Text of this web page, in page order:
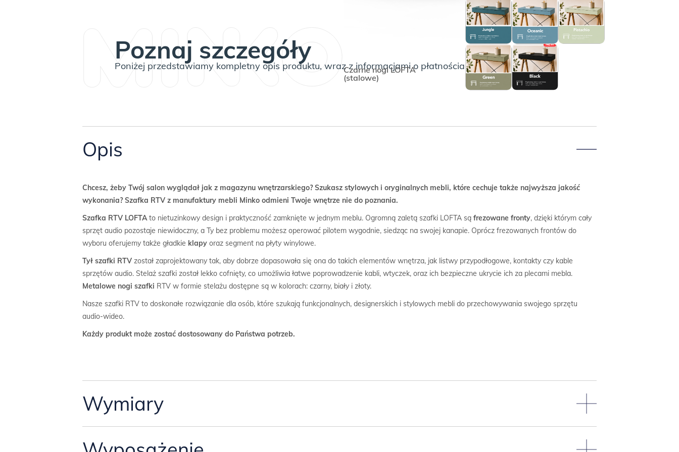
NEW
Czarne nogi LOFTA
(stalowe)
Poznaj szczegóły
Poniżej przedstawiamy kompletny opis produktu, wraz z informacjami o płatnościach i dostawach.
Opis
Chcesz, żeby Twój salon wyglądał jak z magazynu wnętrzarskiego? Szukasz stylowych i oryginalnych mebli, które cechuje także najwyższa jakość
wykonania? Szafka RTV z manufaktury mebli Minko odmieni Twoje wnętrze nie do poznania.
Szafka RTV LOFTAto nietuzinkowy design i praktyczność zamknięte w jednym meblu. Ogromną zaletą szafki LOFTA sąfrezowane fronty, dzięki którym cały
sprzęt audio pozostaje niewidoczny, a Ty bez problemu możesz operować pilotem wygodnie, siedząc na swojej kanapie. Oprócz frezowanych frontów do
wyboru oferujemy także gładkie klapy oraz segment na płyty winylowe.
Tył szafki RTV został zaprojektowany tak, aby dobrze dopasowała się ona do takich elementów wnętrza, jak listwy przypodłogowe, kontakty czy kable
sprzętów audio. Stelaż szafki został lekko cofnięty, co umożliwia łatwe poprowadzenie kabli, wtyczek, oraz ich bezpieczne ukrycie ich za plecami mebla.
Metalowe nogi szafki RTV w formie stelażu dostępne są w kolorach: czarny, biały i złoty.
Nasze szafki RTV to doskonałe rozwiązanie dla osób, które szukają funkcjonalnych, designerskich i stylowych mebli do przechowywania swojego sprzętu
audio-wideo.
Każdy produkt może zostać dostosowany do Państwa potrzeb.
Wymiary
Proponujemy dwa układy frontów w szafce Lofta: